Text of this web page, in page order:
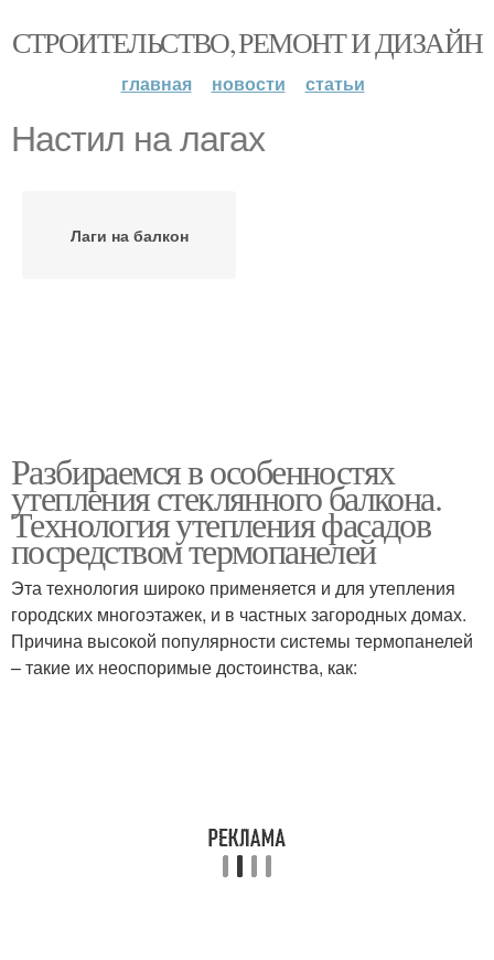
СТРОИТЕЛЬСТВО, РЕМОНТ И ДИЗАЙН
главная новости статьи
Настил на лагах
Лаги на балкон
Разбираемся в особенностях
утепления стеклянного балкона.
Технология утепления фасадов
посредством термопанелей
Эта технология широко применяется и для утепления
городских многоэтажек, и в частных загородных домах.
Причина высокой популярности системы термопанелей
– такие их неоспоримые достоинства, как: